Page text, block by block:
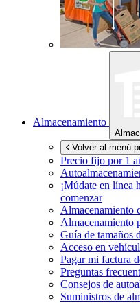
Almacenamiento
Volver al menú
Precio fijo por 1
¡Múdate en línea
comenzar
Almacenamiento
Almacenamiento
Guía de tamaños
Acceso en
Pagar mi factura
Preguntas
Consejos de
Suministros de